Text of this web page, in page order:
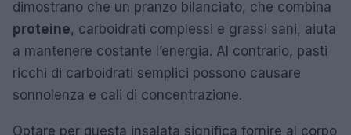
dimostrano che un pranzo bilanciato, che combina
proteine, carboidrati complessi e grassi sani, aiuta
a mantenere costante l’energia. Al contrario, pasti
ricchi di carboidrati semplici possono causare
sonnolenza e cali di concentrazione.
Optare per questa insalata significa fornire al corpo